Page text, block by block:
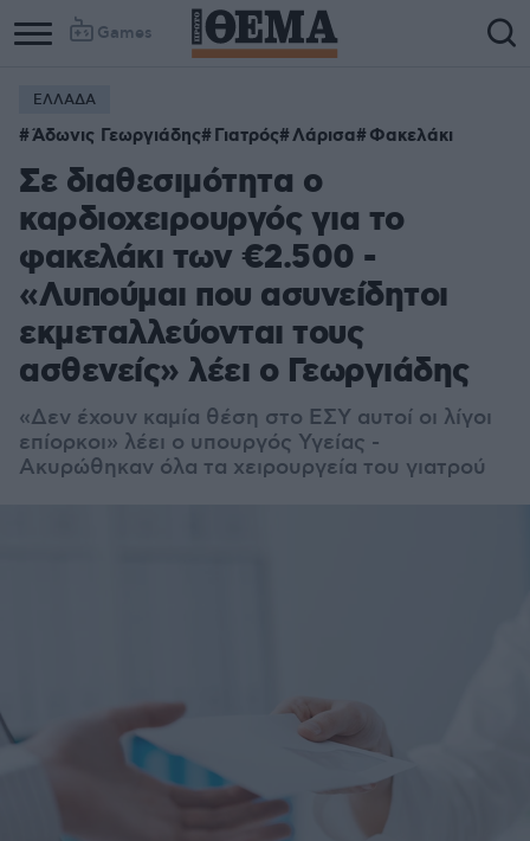
Games
ΕΛΛΑΔΑ
Άδωνις Γεωργιάδης Γιατρός Λάρισα Φακελάκι
Σε διαθεσιμότητα ο
καρδιοχειρουργός για το
φακελάκι των €2.500 -
«Λυπούμαι που ασυνείδητοι
εκμεταλλεύονται τους
ασθενείς» λέει ο Γεωργιάδης
«Δεν έχουν καμία θέση στο ΕΣΥ αυτοί οι λίγοι
επίορκοι» λέει ο υπουργός Υγείας -
Ακυρώθηκαν όλα τα χειρουργεία του γιατρού